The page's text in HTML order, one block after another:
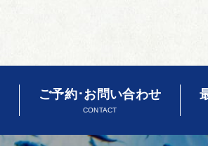
ご予約･お問い合わせ
CONTACT